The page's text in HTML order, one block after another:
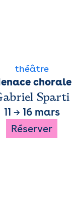
théâtre
chorale
Sparti
11 → 16 mars
Réserver